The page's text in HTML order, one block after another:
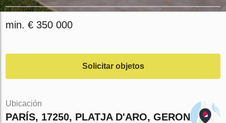
min. € 350 000
Solicitar objetos
Ubicación
PARÍS, 17250, PLATJA D'ARO, GERONA